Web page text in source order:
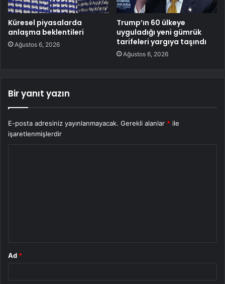
Küresel piyasalarda
anlaşma beklentileri
Ağustos 6, 2026
Trump’ın 60 ülkeye
uyguladığı yeni gümrük
tarifeleri yargıya taşındı
Ağustos 6, 2026
Bir yanıt yazın
E-posta adresiniz yayınlanmayacak. Gerekli alanlar * ile
işaretlenmişlerdir
Ad *